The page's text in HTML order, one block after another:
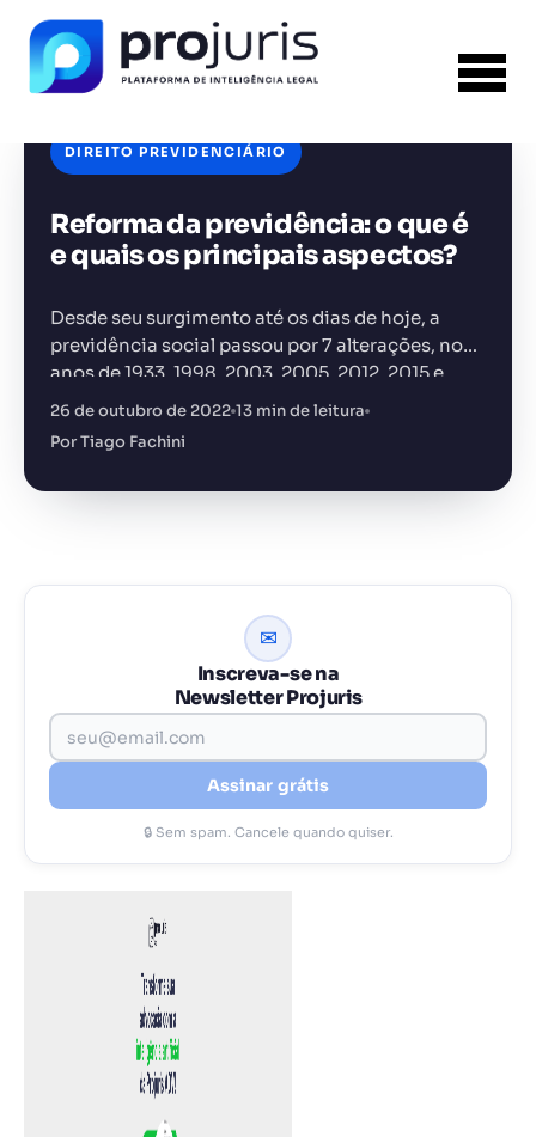
DIREITO PREVIDENCIÁRIO
Reforma da previdência: o que é
e quais os principais aspectos?
Desde seu surgimento até os dias de hoje, a
previdência social passou por 7 alterações, nos
anos de 1933, 1998, 2003, 2005, 2012, 2015 e
2019. Basicamente, então, a reforma da
26 de outubro de 2022 13 min de leitura
Por Tiago Fachini
✉
Inscreva-se na
Newsletter Projuris
Assinar grátis
🔒 Sem spam. Cancele quando quiser.
FERRAMENTA RECOMENDADA PARA ESTE
CONTEÚDO
Gerador de Contrato de Honorários
+14.000 juristas